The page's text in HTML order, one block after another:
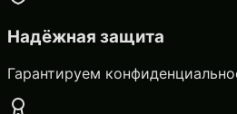
Надёжная защита
Гарантируем